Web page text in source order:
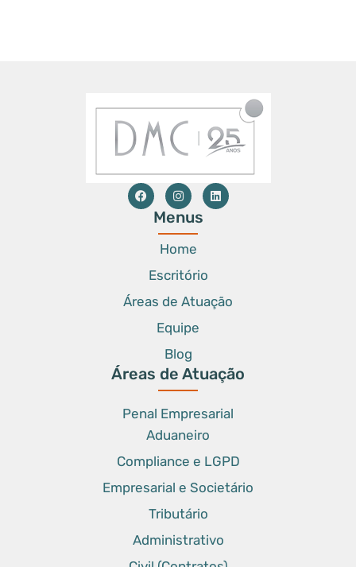
Menus
Home
Escritório
Áreas de Atuação
Equipe
Blog
Áreas de Atuação
Penal Empresarial
Aduaneiro
Compliance e LGPD
Empresarial e Societário
Tributário
Administrativo